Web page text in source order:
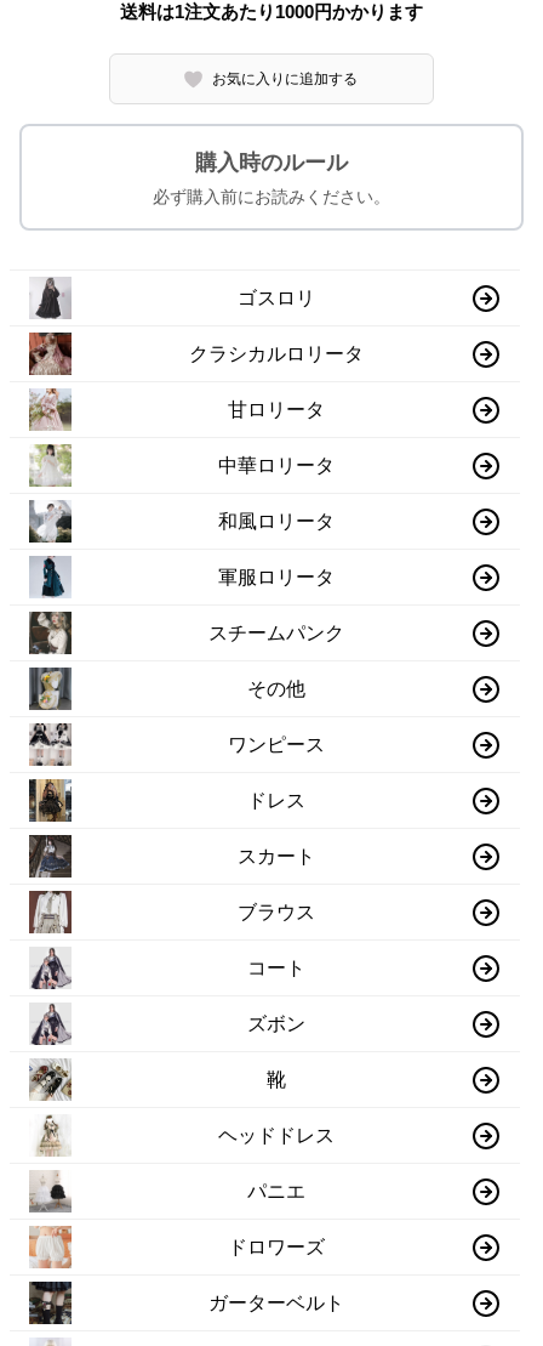
送料は1注文あたり 1000円かかります
お気に入りに追加する
購入時のルール
必ず購入前にお読みください。
ゴスロリ
クラシカルロリータ
甘ロリータ
中華ロリータ
和風ロリータ
軍服ロリータ
スチームパンク
その他
ワンピース
ドレス
スカート
ブラウス
コート
ズボン
靴
ヘッドドレス
パニエ
ドロワーズ
ガーターベルト